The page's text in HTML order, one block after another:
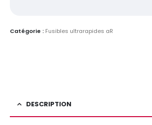
Catégorie : Fusibles ultrarapides aR
DESCRIPTION